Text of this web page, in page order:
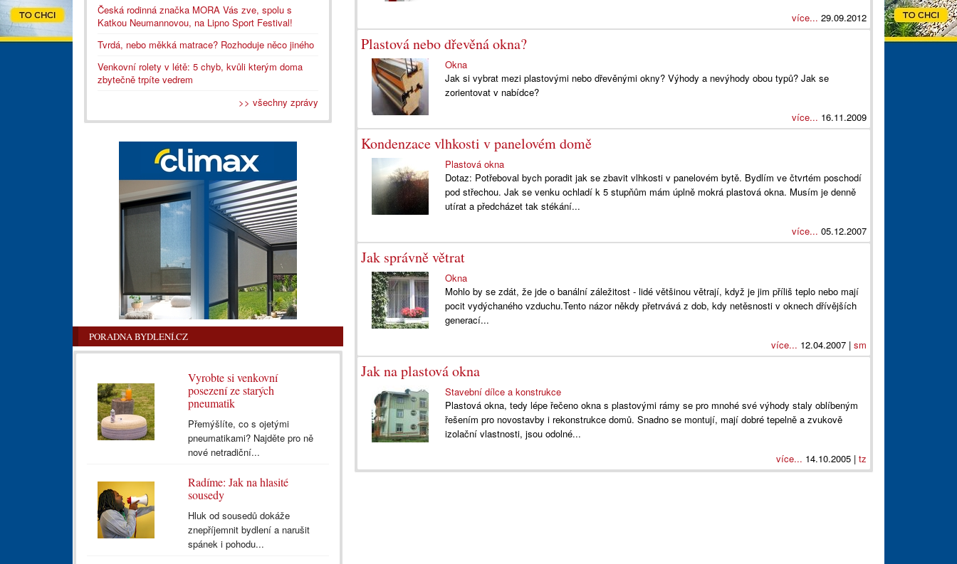
více... 29.09.2012
Plastová nebo dřevěná okna?
Okna
Jak si vybrat mezi plastovými nebo dřevěnými okny? Výhody a nevýhody obou typů? Jak se
zorientovat v nabídce?
více... 16.11.2009
Kondenzace vlhkosti v panelovém domě
Plastová okna
Dotaz: Potřeboval bych poradit jak se zbavit vlhkosti v panelovém bytě. Bydlím ve čtvrtém poschodí
pod střechou. Jak se venku ochladí k 5 stupňům mám úplně mokrá plastová okna. Musím je denně
utírat a předcházet tak stékání...
více... 05.12.2007
Jak správně větrat
Okna
Mohlo by se zdát, že jde o banální záležitost - lidé většinou větrají, když je jim příliš teplo nebo mají
pocit vydýchaného vzduchu.Tento názor někdy přetrvává z dob, kdy netěsnosti v oknech dřívějších
generací...
více... 12.04.2007 | sm
Jak na plastová okna
Stavební dílce a konstrukce
Plastová okna, tedy lépe řečeno okna s plastovými rámy se pro mnohé své výhody staly oblíbeným
řešením pro novostavby i rekonstrukce domů. Snadno se montují, mají dobré tepelně a zvukově
izolační vlastnosti, jsou odolné...
více... 14.10.2005 | tz
Česká rodinná značka MORA Vás zve, spolu s
Katkou Neumannovou, na Lipno Sport Festival!
Tvrdá, nebo měkká matrace? Rozhoduje něco jiného
Venkovní rolety v létě: 5 chyb, kvůli kterým doma
zbytečně trpíte vedrem
>> všechny zprávy
PORADNA BYDLENÍ.CZ
Vyrobte si venkovní
posezení ze starých
pneumatik
Přemýšlíte, co s ojetými
pneumatikami? Najděte pro ně
nové netradiční...
Radíme: Jak na hlasité
sousedy
Hluk od sousedů dokáže
znepříjemnit bydlení a narušit
spánek i pohodu...